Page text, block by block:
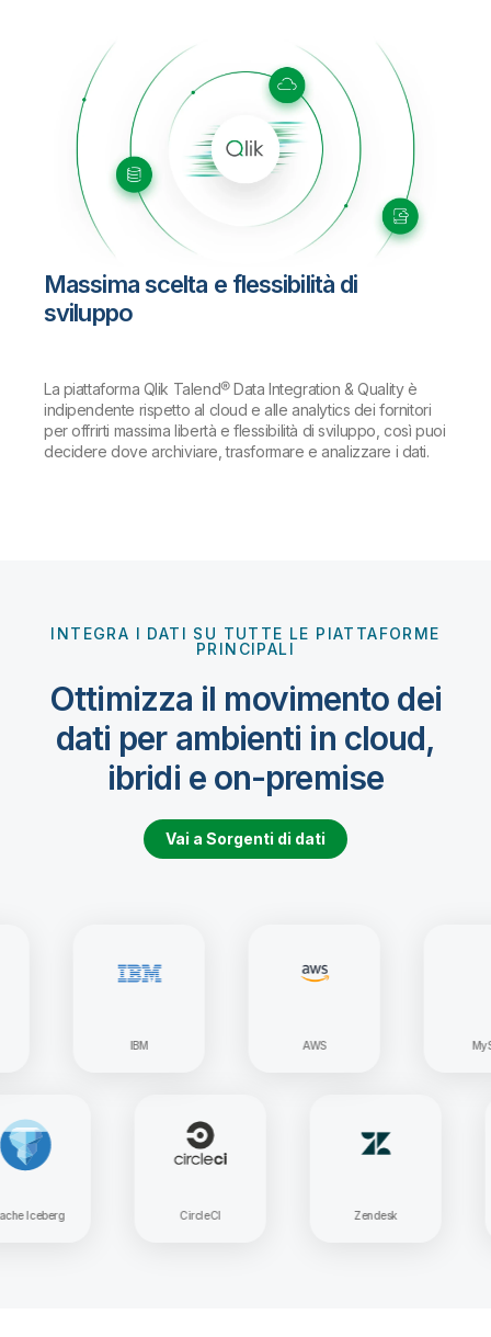
Massima scelta e flessibilità di
sviluppo
La piattaforma Qlik Talend® Data Integration & Quality è
indipendente rispetto al cloud e alle analytics dei fornitori
per offrirti massima libertà e flessibilità di sviluppo, così puoi
decidere dove archiviare, trasformare e analizzare i dati.
INTEGRA I DATI SU TUTTE LE PIATTAFORME
PRINCIPALI
Ottimizza il movimento dei
dati per ambienti in cloud,
ibridi e on-premise
Vai a Sorgenti di dati
Apache Iceberg